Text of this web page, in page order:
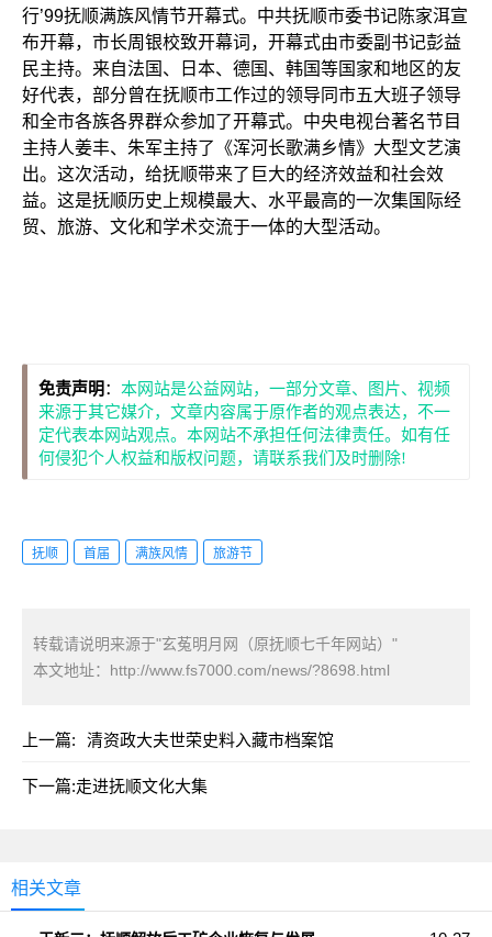
行’99抚顺满族风情节开幕式。中共抚顺市委书记陈家洱宣
布开幕，市长周银校致开幕词，开幕式由市委副书记彭益
民主持。来自法国、日本、德国、韩国等国家和地区的友
好代表，部分曾在抚顺市工作过的领导同市五大班子领导
和全市各族各界群众参加了开幕式。中央电视台著名节目
主持人姜丰、朱军主持了《浑河长歌满乡情》大型文艺演
出。这次活动，给抚顺带来了巨大的经济效益和社会效
益。这是抚顺历史上规模最大、水平最高的一次集国际经
贸、旅游、文化和学术交流于一体的大型活动。
免责声明 ： 本网站是公益网站，一部分文章、图片、视频
来源于其它媒介，文章内容属于原作者的观点表达，不一
定代表本网站观点。本网站不承担任何法律责任。如有任
何侵犯个人权益和版权问题，请联系我们及时删除!
抚顺 首届 满族风情 旅游节
转载请说明来源于"玄菟明月网（原抚顺七千年网站）"
本文地址： http://www.fs7000.com/news/?8698.html
上一篇: 清资政大夫世荣史料入藏市档案馆
下一篇:走进抚顺文化大集
相关文章